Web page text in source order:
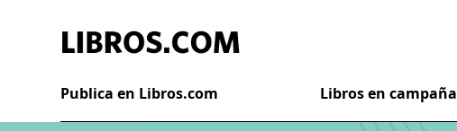
Publica en Libros.com Libros en campaña